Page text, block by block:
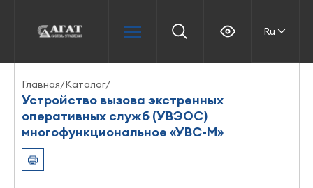
Ru
Главная/Каталог/
Устройство вызова экстренных
оперативных служб (УВЭОС)
многофункциональное «УВС-М»